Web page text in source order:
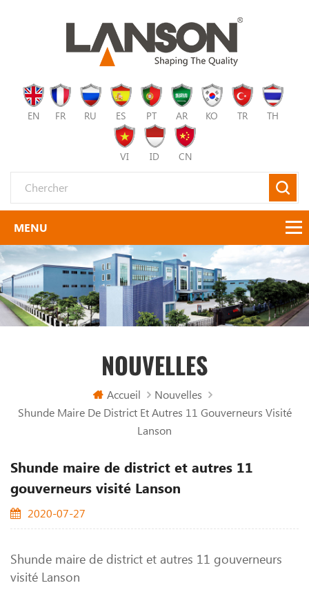
EN FR RU ES PT AR KO TR TH
VI ID CN
NOUVELLES
Accueil
Nouvelles
Shunde Maire De District Et Autres 11 Gouverneurs Visité
Lanson
Shunde maire de district et autres 11
gouverneurs visité Lanson
2020-07-27
Shunde maire de district et autres 11 gouverneurs
visité Lanson